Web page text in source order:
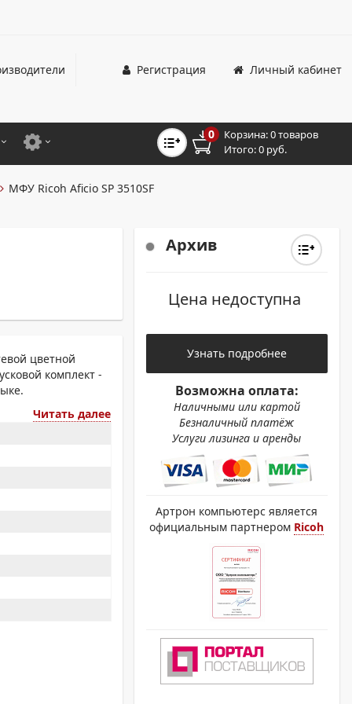
Личный кабинет
Регистрация
ПРИНТЕРЫ
ДЛЯ ШИРОКОФОРМАТНЫХ СИСТЕМ
0 Корзина:0 товаров
Итого:0 руб.
МФУ Ricoh Aficio SP 3510SF
цветной
комплект -
Читать далее
Архив
Цена недоступна
Узнать подробнее
Возможна оплата:
Наличными или картой
Безналичный платёж
Услуги лизинга и аренды
Артрон компьютерс является
официальным партнером Ricoh